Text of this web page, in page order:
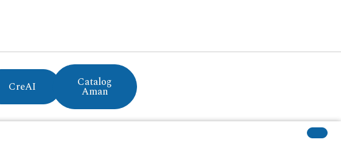
CreAI Catalog
Aman